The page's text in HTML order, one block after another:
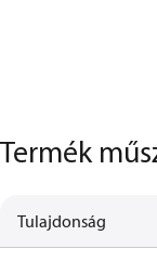
Termék
Tulajdonság